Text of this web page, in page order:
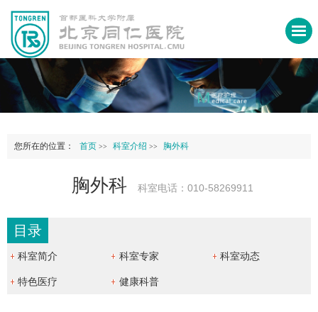
您所在的位置： 首页 >> 科室介绍 >> 胸外科
胸外科 科室电话：010-58269911
目录
科室简介 科室专家 科室动态
特色医疗 健康科普